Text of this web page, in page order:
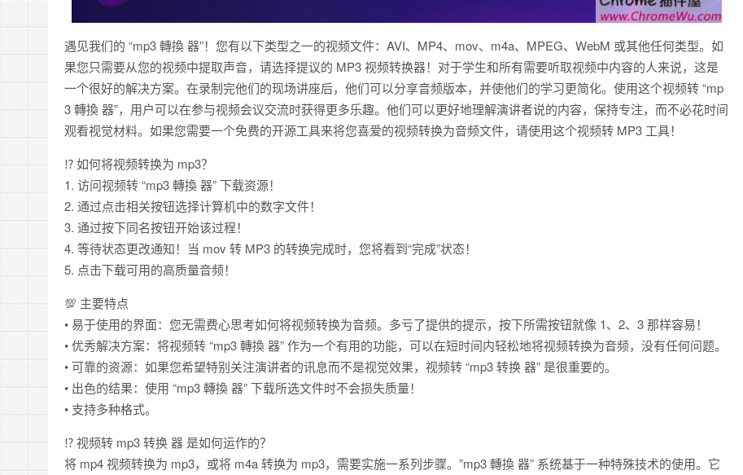
遇见我们的 “mp3 轉換 器”！您有以下类型之一的视频文件：AVI、MP4、mov、m4a、MPEG、WebM 或其他任何类型。如
果您只需要从您的视频中提取声音，请选择提议的 MP3 视频转换器！对于学生和所有需要听取视频中内容的人来说，这是
一个很好的解决方案。在录制完他们的现场讲座后，他们可以分享音频版本，并使他们的学习更简化。使用这个视频转 “mp
3 轉換 器”，用户可以在参与视频会议交流时获得更多乐趣。他们可以更好地理解演讲者说的内容，保持专注，而不必花时间
观看视觉材料。如果您需要一个免费的开源工具来将您喜爱的视频转换为音频文件，请使用这个视频转 MP3 工具！
⁉️ 如何将视频转换为 mp3？
1. 访问视频转 “mp3 轉換 器” 下载资源！
2. 通过点击相关按钮选择计算机中的数字文件！
3. 通过按下同名按钮开始该过程！
4. 等待状态更改通知！当 mov 转 MP3 的转换完成时，您将看到“完成”状态！
5. 点击下载可用的高质量音频！
💯 主要特点
• 易于使用的界面：您无需费心思考如何将视频转换为音频。多亏了提供的提示，按下所需按钮就像 1、2、3 那样容易！
• 优秀解决方案：将视频转 “mp3 轉換 器” 作为一个有用的功能，可以在短时间内轻松地将视频转换为音频，没有任何问题。
• 可靠的资源：如果您希望特别关注演讲者的讯息而不是视觉效果，视频转 “mp3 转换 器” 是很重要的。
• 出色的结果：使用 “mp3 轉換 器” 下载所选文件时不会损失质量！
• 支持多种格式。
⁉️ 视频转 mp3 转换 器 是如何运作的？
将 mp4 视频转换为 mp3，或将 m4a 转换为 mp3，需要实施一系列步骤。”mp3 轉換 器” 系统基于一种特殊技术的使用。它